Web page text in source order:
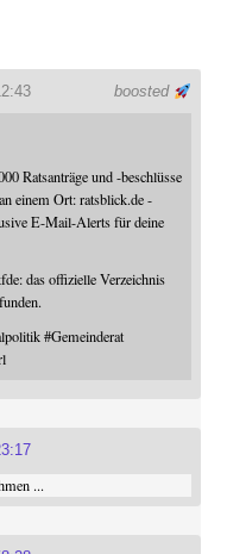
boosted
Ratsanträge und -beschlüsse
einem Ort: ratsblick.de -
E-Mail-Alerts für deine
: das offizielle Verzeichnis
#Gemeinderat
...